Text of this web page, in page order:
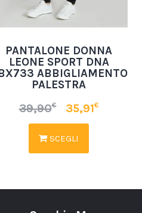
PANTALONE DONNA
LEONE SPORT DNA
ABBIGLIAMENTO
PALESTRA
39,90€ 35,91€
SCEGLI